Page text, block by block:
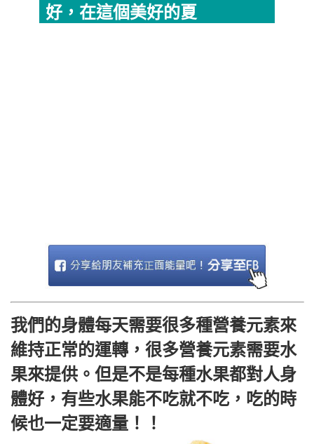
好，在這個美好的夏
我們的身體每天需要很多種營養元素來
維持正常的運轉，很多營養元素需要水
果來提供。但是不是每種水果都對人身
體好，有些水果能不吃就不吃，吃的時
候也一定要適量！！